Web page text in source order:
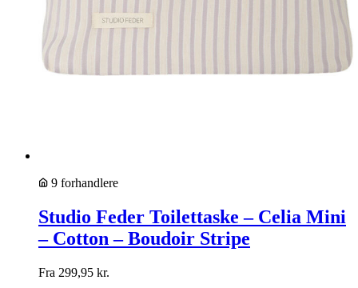
9 forhandlere
Studio Feder Toilettaske – Celia Mini
– Cotton – Boudoir Stripe
Fra 299,95 kr.